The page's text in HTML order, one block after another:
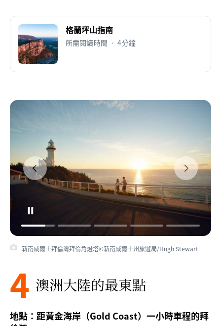
格蘭坪山指南
所需閱讀時間 • 4分鐘
新南威爾士拜倫灣拜倫角燈塔©新南威爾士州旅遊局/Hugh Stewart
4 澳洲大陸的最東點
地點：距黃金海岸（Gold Coast）一小時車程的拜